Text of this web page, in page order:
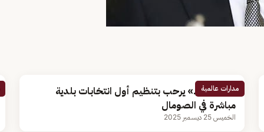
مدارات عالمية
«أبو الغيط» يرحب بتنظيم أول انتخابات بلدية
مباشرة في الصومال
الخميس 25 ديسمبر 2025